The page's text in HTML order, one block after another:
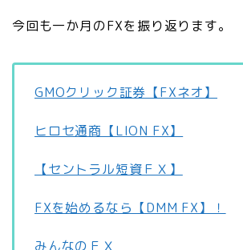
今回も一か月のFXを振り返ります。
GMOクリック証券【FXネオ】
ヒロセ通商【LION FX】
【セントラル短資ＦＸ】
FXを始めるなら【DMM FX】！
みんなのＦＸ